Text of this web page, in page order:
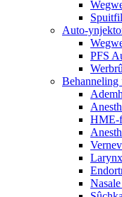
Auto-
PFS
Behanneling
HME-